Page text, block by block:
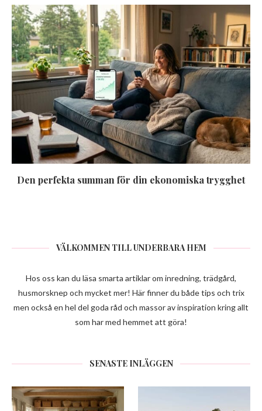
Den perfekta summan för din ekonomiska trygghet
VÄLKOMMEN TILL UNDERBARA HEM
Hos oss kan du läsa smarta artiklar om inredning, trädgård,
husmorsknep och mycket mer! Här finner du både tips och trix
men också en hel del goda råd och massor av inspiration kring allt
som har med hemmet att göra!
SENASTE INLÄGGEN